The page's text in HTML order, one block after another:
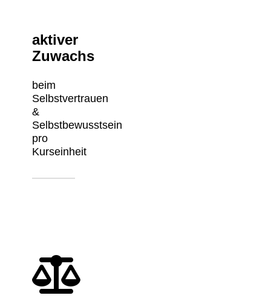
aktiver
Zuwachs
beim
Selbstvertrauen
&
Selbstbewusstsein
pro
Kurseinheit